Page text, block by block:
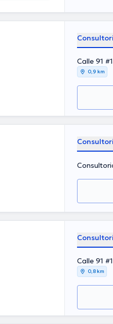
a las
Calle 91
0,9 km
Calle 91
0,8 km